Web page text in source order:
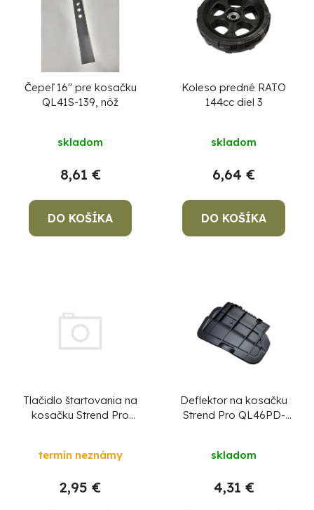
Čepeľ 16" pre kosačku
QL41S-139, nôž
skladom
8,61 €
DO KOŠÍKA
Koleso predné RATO
144cc diel 3
skladom
6,64 €
DO KOŠÍKA
Tlačidlo štartovania na
kosačku Strend Pro
termín neznámy
2,95 €
Deflektor na kosačku
Strend Pro QL46PD-
skladom
4,31 €